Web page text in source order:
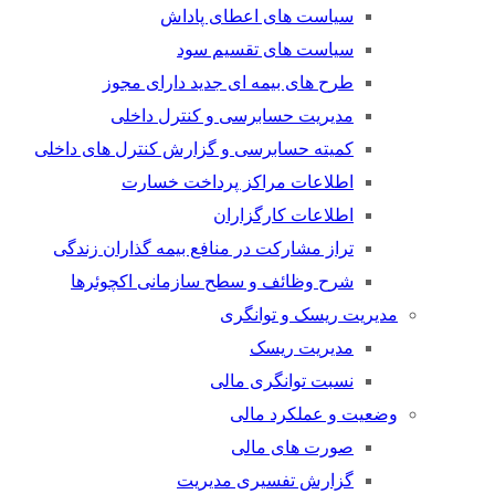
سیاست های اعطای پاداش
سیاست های تقسیم سود
طرح های بیمه ای جدید دارای مجوز
مدیریت حسابرسی و کنترل داخلی
کمیته حسابرسی و گزارش کنترل های داخلی
اطلاعات مراکز پرداخت خسارت
اطلاعات کارگزاران
تراز مشارکت در منافع بیمه گذاران زندگی
شرح وظائف و سطح سازمانی اکچوئرها
مدیریت ریسک و توانگری
مدیریت ریسک
نسبت توانگری مالی
وضعیت و عملکرد مالی
صورت های مالی
گزارش تفسیری مدیریت